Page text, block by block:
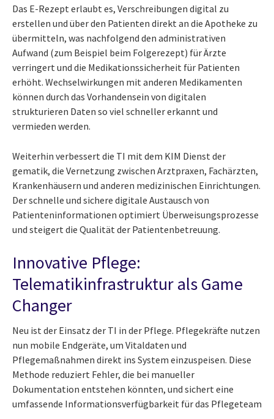
Das E-Rezept erlaubt es, Verschreibungen digital zu
erstellen und über den Patienten direkt an die Apotheke zu
übermitteln, was nachfolgend den administrativen
Aufwand (zum Beispiel beim Folgerezept) für Ärzte
verringert und die Medikationssicherheit für Patienten
erhöht. Wechselwirkungen mit anderen Medikamenten
können durch das Vorhandensein von digitalen
strukturieren Daten so viel schneller erkannt und
vermieden werden.
Weiterhin verbessert die TI mit dem KIM Dienst der
gematik, die Vernetzung zwischen Arztpraxen, Fachärzten,
Krankenhäusern und anderen medizinischen Einrichtungen.
Der schnelle und sichere digitale Austausch von
Patienteninformationen optimiert Überweisungsprozesse
und steigert die Qualität der Patientenbetreuung.
Innovative Pflege:
Telematikinfrastruktur als Game
Changer
Neu ist der Einsatz der TI in der Pflege. Pflegekräfte nutzen
nun mobile Endgeräte, um Vitaldaten und
Pflegemaßnahmen direkt ins System einzuspeisen. Diese
Methode reduziert Fehler, die bei manueller
Dokumentation entstehen könnten, und sichert eine
umfassende Informationsverfügbarkeit für das Pflegeteam